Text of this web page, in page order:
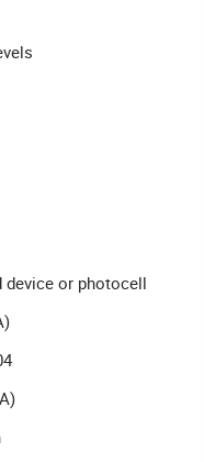
device or photocell